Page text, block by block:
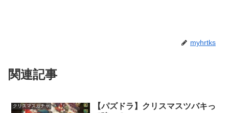
myhrtks
関連記事
クリスマスガチャ
【パズドラ】クリスマスツバキっ